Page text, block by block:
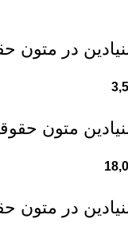
در متون
متون
در متون